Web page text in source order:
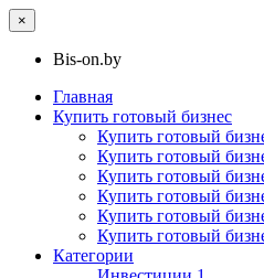
×
Bis-on.by
Главная
Купить готовый бизнес
Купить готовый
Купить готовый
Купить готовый
Купить готовый
Купить готовый
Купить готовый
Категории